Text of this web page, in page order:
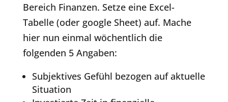
Bereich Finanzen. Setze eine Excel-
Tabelle (oder google Sheet) auf. Mache
hier nun einmal wöchentlich die
folgenden 5 Angaben:
Subjektives Gefühl bezogen auf aktuelle
Situation